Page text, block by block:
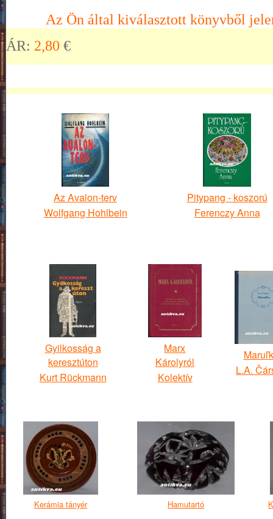
Az Ön által kiválasztott könyvből
ÁR: 2,80 €
Az Avalon-terv
Wolfgang Hohlbein
Pitypang - koszorú
Ferenczy Anna
Gyilkosság a
keresztúton
Kurt Rückmann
Marx
Károlyról
Kolektív
L.A.
Kerámia tányér Hamutartó